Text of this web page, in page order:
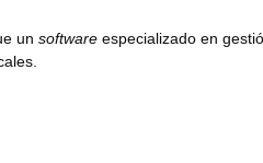
un software especializado en